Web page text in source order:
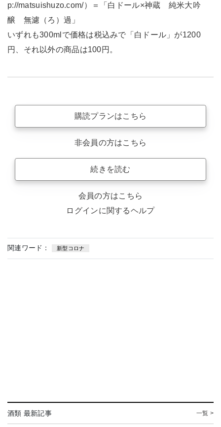
p://matsuishuzo.com/）＝「白ドール×神蔵 純米大吟
醸 無濾（ろ）過」
いずれも300mlで価格は税込みで「白ドール」が1200
円、それ以外の商品は100円。
購読プランはこちら
非会員の方はこちら
続きを読む
会員の方はこちら
ログインに関するヘルプ
関連ワード： 新型コロナ
酒類 最新記事 一覧 >